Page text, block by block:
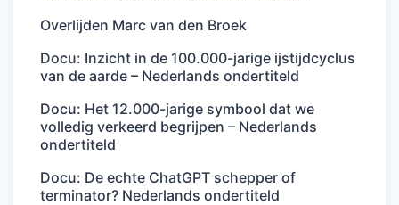
Overlijden Marc van den Broek
Docu: Inzicht in de 100.000-jarige ijstijdcyclus
van de aarde – Nederlands ondertiteld
Docu: Het 12.000-jarige symbool dat we
volledig verkeerd begrijpen – Nederlands
ondertiteld
Docu: De echte ChatGPT schepper of
terminator? Nederlands ondertiteld